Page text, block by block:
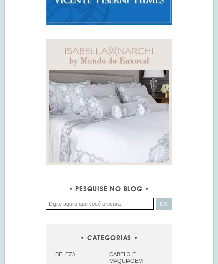
PESQUISE NO BLOG
CATEGORIAS
BELEZA
CABELO E
MAQUIAGEM